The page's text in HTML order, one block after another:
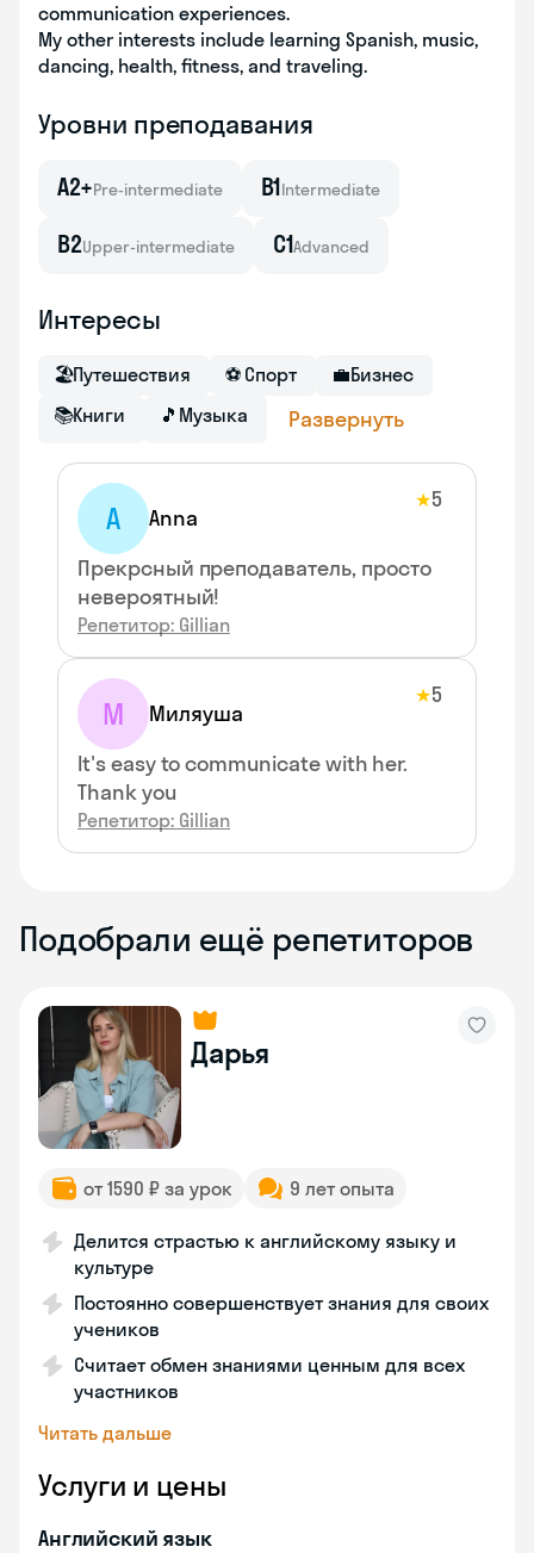
communication experiences.
My other interests include learning Spanish, music,
dancing, health, fitness, and traveling.
Уровни преподавания
A2+Pre-intermediate B1Intermediate
B2Upper-intermediate C1Advanced
Интересы
🏖Путешествия ⚽ Спорт 💼Бизнес
📚Книги 🎵 Музыка Развернуть
A Anna
★5
Прекрсный преподаватель, просто
невероятный!
Репетитор: Gillian
М Миляуша
★5
It's easy to communicate with her.
Thank you
Репетитор: Gillian
Подобрали ещё репетиторов
Дарья
от 1590 ₽ за урок 9 лет опыта
Делится страстью к английскому языку и
культуре
Постоянно совершенствует знания для своих
учеников
Считает обмен знаниями ценным для всех
участников
Читать дальше
Услуги и цены
Английский язык